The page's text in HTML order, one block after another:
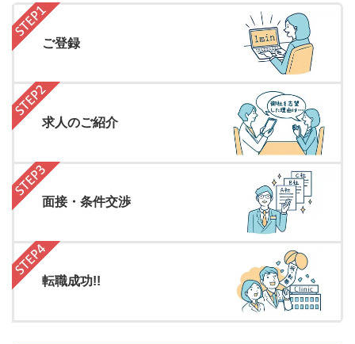
ご登録
求人のご紹介
面接・条件交渉
転職成功!!